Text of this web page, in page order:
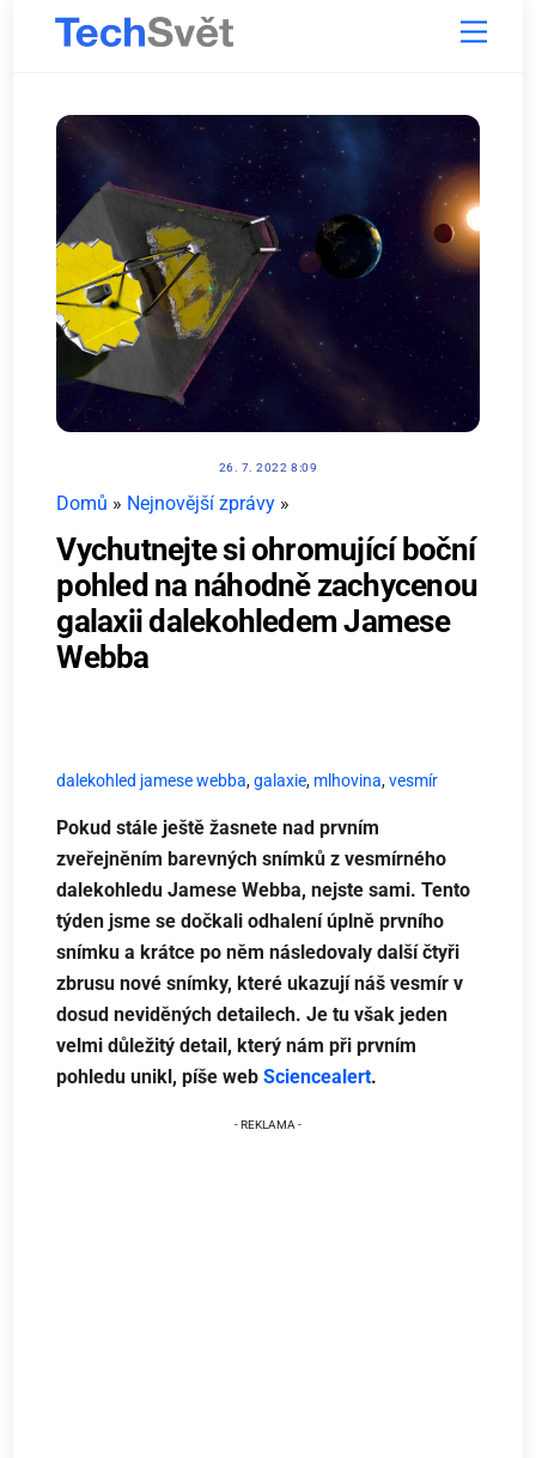
Menu
26. 7. 2022 8:09
Domů » Nejnovější zprávy »
Vychutnejte si ohromující boční
pohled na náhodně zachycenou
galaxii dalekohledem Jamese
Webba
dalekohled jamese webba,galaxie, mlhovina,vesmír
Pokud stále ještě žasnete nad prvním
zveřejněním barevných snímků z vesmírného
dalekohledu Jamese Webba, nejste sami. Tento
týden jsme se dočkali odhalení úplně prvního
snímku a krátce po něm následovaly další čtyři
zbrusu nové snímky, které ukazují náš vesmír v
dosud neviděných detailech. Je tu však jeden
velmi důležitý detail, který nám při prvním
pohledu unikl, píše webSciencealert.